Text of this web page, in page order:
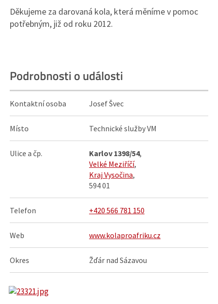
Děkujeme za darovaná kola, která měníme v pomoc
potřebným, již od roku 2012.
Podrobnosti o události
Kontaktní osoba Josef Švec
Místo Technické služby VM
Ulice a čp. Karlov 1398/54,
Velké Meziříčí,
Kraj Vysočina,
594 01
Telefon +420 566 781 150
Web www.kolaproafriku.cz
Okres Žďár nad Sázavou